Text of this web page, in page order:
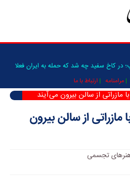
در کاخ سفید چه شد که حمله به ایران فعلا
مرامنامه ارتباط با ما
مازراتی از سالن بیرون می‌آیند
مازراتی از سالن بیرون
تجسمی